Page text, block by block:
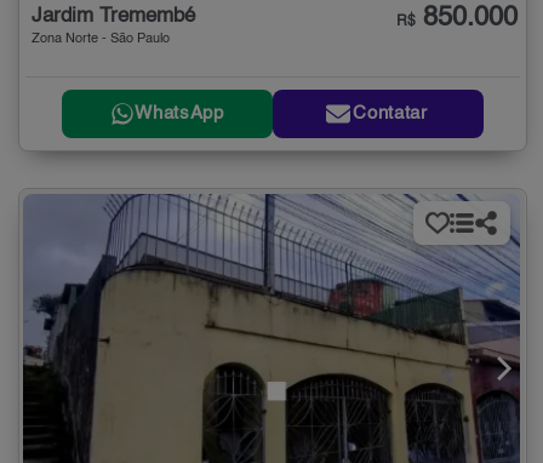
Jardim Tremembé
Zona Norte - São Paulo
R$ 850.000
WhatsApp Contatar